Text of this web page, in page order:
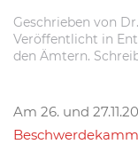
Geschrieben von
Veröffentlicht in
den Ämtern.
Am 26. und